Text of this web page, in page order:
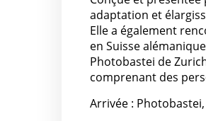
adaptation et
Elle a également
en Suisse
Photobastei de
comprenant des
Arrivée :